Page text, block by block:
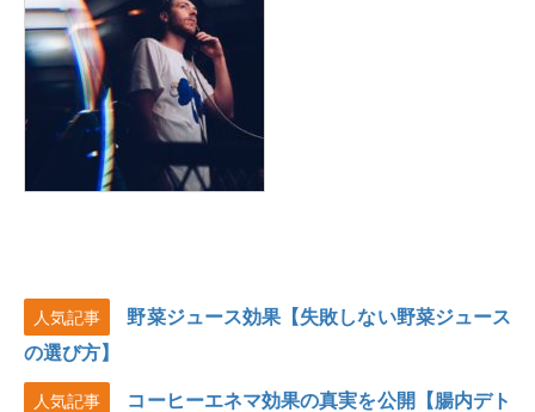
人気記事
野菜ジュース効果【失敗しない野菜ジュース
の選び方】
人気記事
コーヒーエネマ効果の真実を公開【腸内デト